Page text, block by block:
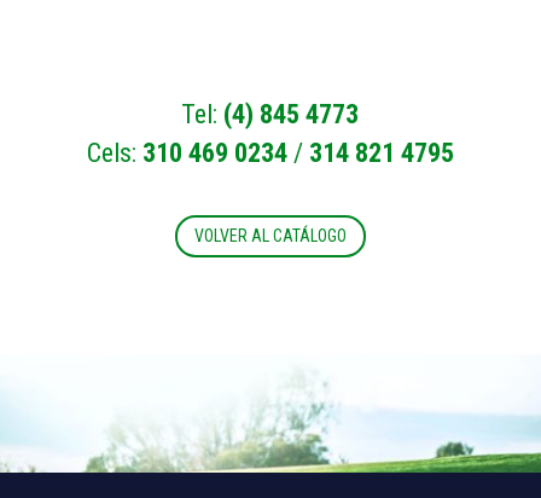
Tel: (4) 845 4773
Cels: 310 469 0234/ 314 821 4795
VOLVER AL CATÁLOGO